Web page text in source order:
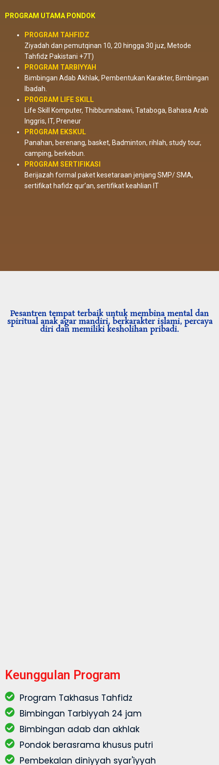
PROGRAM UTAMA PONDOK
PROGRAM TAHFIDZ
Ziyadah dan pemutqinan 10, 20 hingga 30 juz, Metode
Tahfidz Pakistani +7T)
PROGRAM TARBIYYAH
Bimbingan Adab Akhlak, Pembentukan Karakter, Bimbingan
Ibadah.
PROGRAM LIFE SKILL
Life Skill Komputer, Thibbunnabawi, Tataboga, Bahasa Arab
Inggris, IT, Preneur
PROGRAM EKSKUL
Panahan, berenang, basket, Badminton, rihlah, study tour,
camping, berkebun.
PROGRAM SERTIFIKASI
Berijazah formal paket kesetaraan jenjang SMP/ SMA,
sertifikat hafidz qur’an, sertifikat keahlian IT
Pesantren tempat terbaik untuk membina mental dan
spiritual anak agar mandiri, berkarakter islami, percaya
diri dan memiliki kesholihan pribadi.
Keunggulan Program
Program Takhasus Tahfidz
Bimbingan Tarbiyyah 24 jam
Bimbingan adab dan akhlak
Pondok berasrama khusus putri
Pembekalan diniyyah syar'iyyah